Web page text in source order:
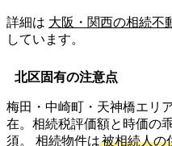
詳細は 大阪・関西の相続不
しています。
北区固有の注意点
梅田・中崎町・天神橋エリ
在。相続税評価額と時価の
須。 相続物件は被相続人の